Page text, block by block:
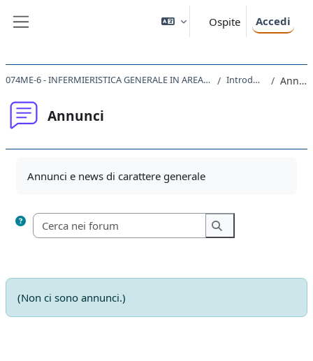
Ospite Accedi
074ME-6 - INFERMIERISTICA GENERALE IN AREA CHIRURGICA 2018 Introduzione Annunci
Annunci
Annunci e news di carattere generale
Cerca nei forum
Cerca nei forum
(Non ci sono annunci.)